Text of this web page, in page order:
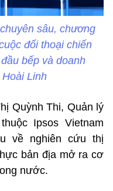
sâu, chương
đối thoại chiến
bếp và doanh
Linh
Quỳnh Thi, Quản lý
Ipsos Vietnam
về nghiên cứu thị
bản địa mở ra cơ
nước.